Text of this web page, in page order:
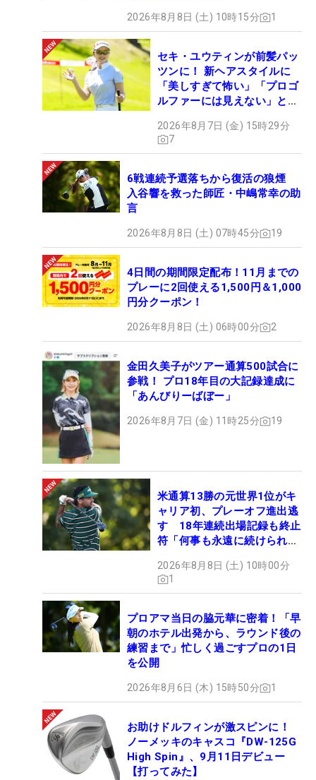
2026年8月8日 (土) 10時15分 1
セキ・ユウティンが前髪パッ
ツンに！ 新ヘアスタイルに
「美しすぎて怖い」「プロゴ
ルファーには見えない」とコ
2026年8月7日 (金) 15時29分
7
6戦連続予選落ちから復活の狼煙
入谷響を救った師匠・中嶋常幸の助
言
2026年8月8日 (土) 07時45分 19
4日間の期間限定配布！11月までの
プレーに2回使える1,500円＆1,000
円分クーポン！
2026年8月8日 (土) 06時00分 2
金田久美子がツアー通算500試合に
参戦！ プロ18年目の大記録達成に
「あんびりーばぼー」
2026年8月7日 (金) 11時25分 19
米通算13勝の元世界1位がキ
ャリア初、プレーオフ進出逃
す 18年連続出場記録も終止
符「何事も永遠に続けられな
2026年8月8日 (土) 10時00分
1
プロアマ当日の脇元華に密着！「早
朝のホテル出発から、ラウンド後の
練習まで」忙しく過ごすプロの1日
を公開
2026年8月6日 (木) 15時50分 1
お助けドルフィンが激スピンに！
ノーメッキのキャスコ『DW-125G
High Spin』、9月11日デビュー
【打ってみた】